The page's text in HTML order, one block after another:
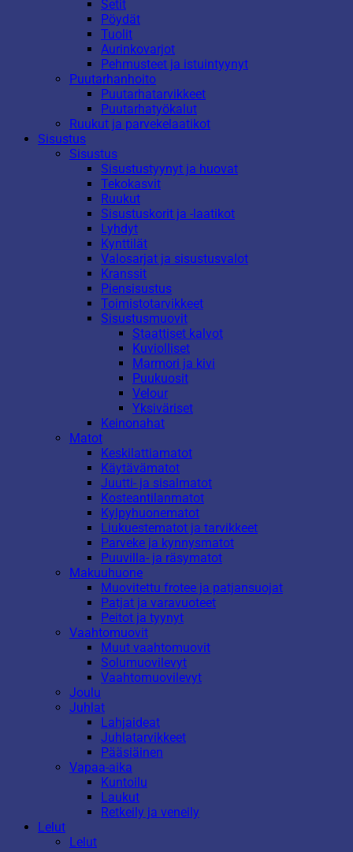
Setit
Pöydät
Tuolit
Aurinkovarjot
Pehmusteet ja istuintyynyt
Puutarhanhoito
Puutarhatarvikkeet
Puutarhatyökalut
Ruukut ja parvekelaatikot
Sisustus
Sisustus
Sisustustyynyt ja huovat
Tekokasvit
Ruukut
Sisustuskorit ja -laatikot
Lyhdyt
Kynttilät
Valosarjat ja sisustusvalot
Kranssit
Piensisustus
Toimistotarvikkeet
Sisustusmuovit
Staattiset kalvot
Kuviolliset
Marmori ja kivi
Puukuosit
Velour
Yksiväriset
Keinonahat
Matot
Keskilattiamatot
Käytävämatot
Juutti- ja sisalmatot
Kosteantilanmatot
Kylpyhuonematot
Liukuestematot ja tarvikkeet
Parveke ja kynnysmatot
Puuvilla- ja räsymatot
Makuuhuone
Muovitettu frotee ja patjansuojat
Patjat ja varavuoteet
Peitot ja tyynyt
Vaahtomuovit
Muut vaahtomuovit
Solumuovilevyt
Vaahtomuovilevyt
Joulu
Juhlat
Lahjaideat
Juhlatarvikkeet
Pääsiäinen
Vapaa-aika
Kuntoilu
Laukut
Retkeily ja veneily
Lelut
Lelut